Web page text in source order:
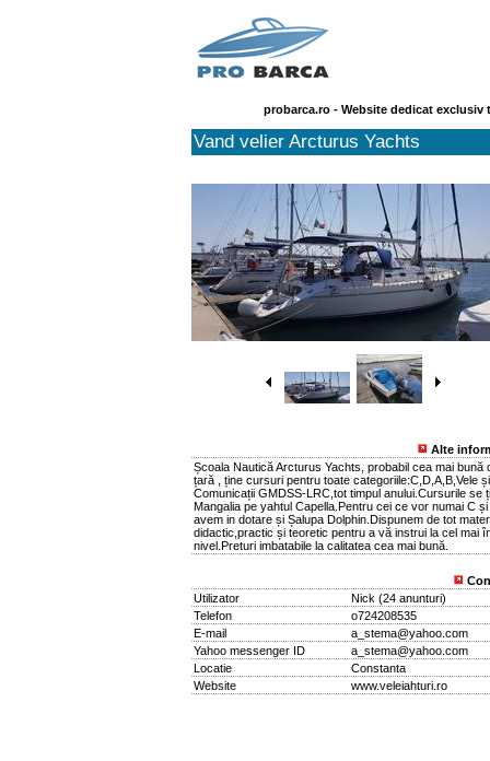
probarca.ro - Website dedicat
Vand velier Arcturus Yachts
Alte
Școala Nautică Arcturus Yachts, probabil cea mai bună
țară , ține cursuri pentru toate categoriile:C,D,A,B,Vele și
Comunicații GMDSS-LRC,tot timpul anului.Cursurile se
Mangalia pe yahtul Capella.Pentru cei ce vor numai C și
avem in dotare și Șalupa Dolphin.Dispunem de tot
didactic,practic și teoretic pentru a vă instrui la cel mai
nivel.Preturi imbatabile la calitatea cea mai bună.
Utilizator
Nick (24 anunturi)
Telefon
o724208535
E-mail
a_stema@yahoo.com
Yahoo messenger ID
a_stema@yahoo.com
Locatie
Constanta
Website
www.veleiahturi.ro